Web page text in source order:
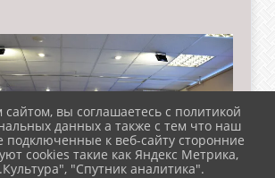
вы соглашаетесь с политикой
данных а также с тем что наш
подключенные к веб-сайту сторонние
cookies такие как Яндекс Метрика,
"Спутник аналитика".